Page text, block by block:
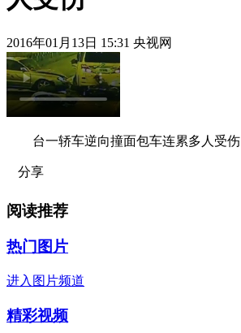
2016年01月13日 15:31 央视网
台一轿车逆向撞面包车连累多人受伤
分享
阅读推荐
热门图片
进入图片频道
精彩视频